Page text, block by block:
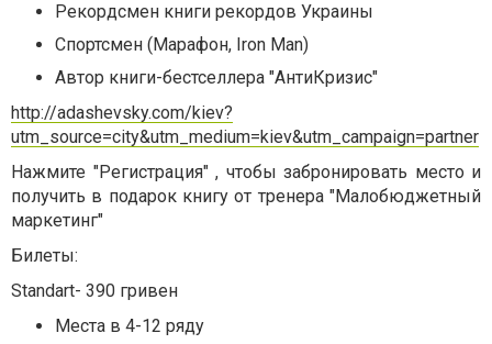
Рекордсмен книги рекордов Украины
Спортсмен (Марафон, Iron Man)
Автор книги-бестселлера "АнтиКризис"
http://adashevsky.com/kiev?
utm_source=city&utm_medium=kiev&utm_campaign=partner
Нажмите "Регистрация" , чтобы забронировать место и
получить в подарок книгу от тренера "Малобюджетный
маркетинг"
Билеты:
Standart- 390 гривен
Места в 4-12 ряду